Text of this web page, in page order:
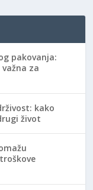
pakovanja:
za
kako
život